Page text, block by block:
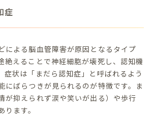
症
による脳血管障害が原因となるタイプ
絶えることで神経細胞が壊死し、認知機
症状は「まだら認知症」と呼ばれるよう
にばらつきが見られるのが特徴です。ま
が抑えられず涙や笑いが出る）や歩行
ます。